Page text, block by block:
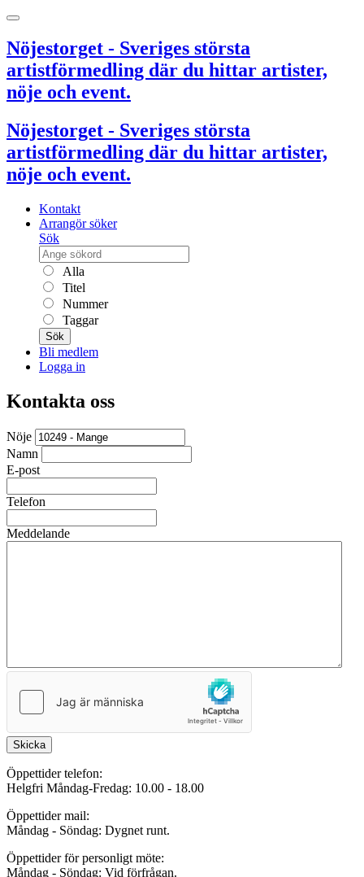
Nöjestorget - Sveriges största
artistförmedling där du hittar artister,
nöje och event.
Nöjestorget - Sveriges största
artistförmedling där du hittar artister,
nöje och event.
Kontakt
Arrangör söker
Sök
Alla
Titel
Nummer
Taggar
Sök
Bli medlem
Logga in
Kontakta oss
Nöje
Namn
E-post
Telefon
Meddelande
Skicka
Öppettider telefon:
Helgfri Måndag-Fredag: 10.00 - 18.00
Öppettider mail:
Måndag - Söndag: Dygnet runt.
Öppettider för personligt möte:
Måndag - Söndag: Vid förfrågan.